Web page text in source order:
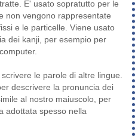
E' usato sopratutto per le
non vengono rappresentate
e le particelle. Viene usato
dei kanji, per esempio per
le parole di altre lingue.
descrivere la pronuncia dei
al nostro maiuscolo, per
adottata spesso nella